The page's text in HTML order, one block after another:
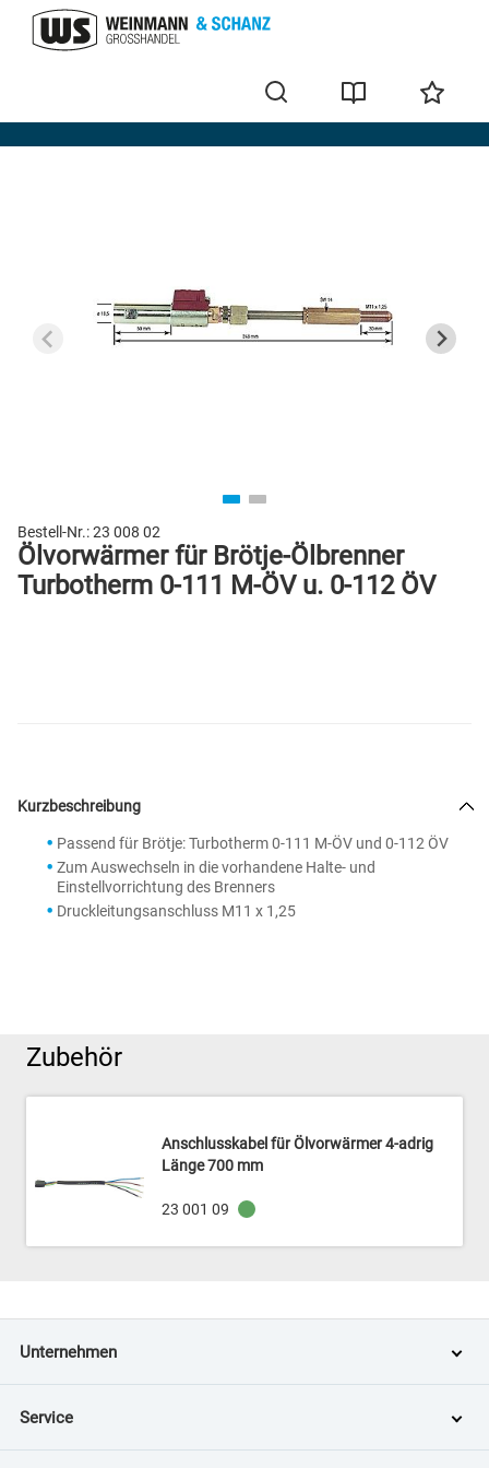
BRÖTJE
Bestell-Nr.:23 008 02
Ölvorwärmer für Brötje-Ölbrenner
Turbotherm 0-111 M-ÖV u. 0-112 ÖV
Kurzbeschreibung
Passend für Brötje: Turbotherm 0-111 M-ÖV und 0-112 ÖV
Zum Auswechseln in die vorhandene Halte- und
Einstellvorrichtung des Brenners
Druckleitungsanschluss M11 x 1,25
Zubehör
23 001 09
Anschlusskabel für Ölvorwärmer 4-adrig
Länge 700 mm
Unternehmen
Service